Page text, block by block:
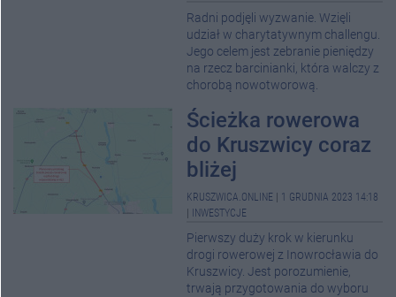
Radni podjęli wyzwanie. Wzięli
udział w charytatywnym challengu.
Jego celem jest zebranie pieniędzy
na rzecz barcinianki, która walczy z
chorobą nowotworową.
Ścieżka rowerowa
do Kruszwicy coraz
bliżej
KRUSZWICA.ONLINE
1 GRUDNIA 2023 14:18
INWESTYCJE
Pierwszy duży krok w kierunku
drogi rowerowej z Inowrocławia do
Kruszwicy. Jest porozumienie,
trwają przygotowania do wyboru